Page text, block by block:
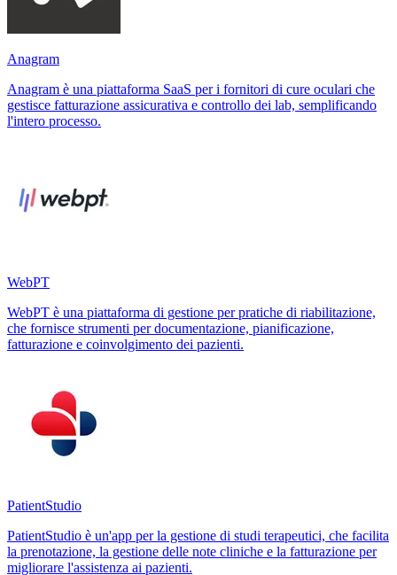
Anagram
Anagram è una piattaforma SaaS per i fornitori di cure oculari che
gestisce fatturazione assicurativa e controllo dei lab, semplificando
l'intero processo.
WebPT
WebPT è una piattaforma di gestione per pratiche di riabilitazione,
che fornisce strumenti per documentazione, pianificazione,
fatturazione e coinvolgimento dei pazienti.
PatientStudio
PatientStudio è un'app per la gestione di studi terapeutici, che facilita
la prenotazione, la gestione delle note cliniche e la fatturazione per
migliorare l'assistenza ai pazienti.